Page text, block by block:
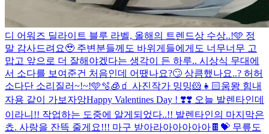
디 어워즈 딜라이트 블루 라벨, 올해의 트렌드상 수상..!🩵 정
말 감사드려요🥹 주변분들께도 바위게들에게도 너무너무 고
맙고 앞으로 더 잘해야겠다는 생각이 든 하루.. 시상식 무대에
서 소다를 보여준건 처음인데 어땠나요?🙄 상큼했나요..? 허허
소다단 소리질러~!~!🩵🫧🧊🧃 사진작가 밍밍🐹👧🏻움뫙 힘내
자용 같이 가보자앙Happy Valentines Day ! ❣️❣️ 오늘 발렌타인데
이라니!! 작업하는 도중에 알게되었다..!! 발렌타인의 마지막은
쵸. 사랑을 잔뜩 줄게요!!! 마구 받아라아아아아아🍫💝 무릎도